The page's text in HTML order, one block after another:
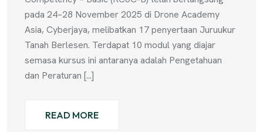
pada 24–28 November 2025 di Drone Academy
Asia, Cyberjaya, melibatkan 17 penyertaan Juruukur
Tanah Berlesen. Terdapat 10 modul yang diajar
semasa kursus ini antaranya adalah Pengetahuan
dan Peraturan [...]
READ MORE